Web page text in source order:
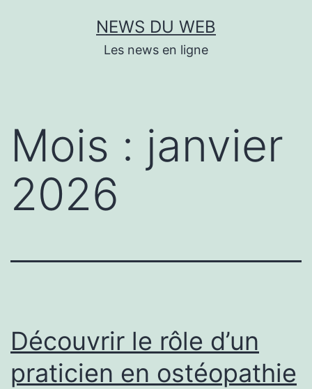
NEWS DU WEB
Les news en ligne
Mois : janvier
2026
Découvrir le rôle d’un
praticien en ostéopathie